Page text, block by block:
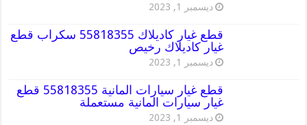
ديسمبر 1, 2023
قطع غيار كاديلاك 55818355 سكراب قطع
غيار كاديلاك رخيص
ديسمبر 1, 2023
قطع غيار سيارات المانية 55818355 قطع
غيار سيارات المانية مستعملة
ديسمبر 1, 2023